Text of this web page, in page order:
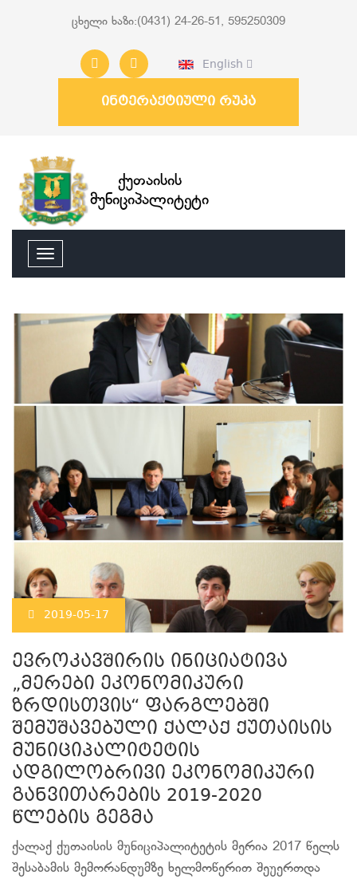
ცხელი ხაზი:(0431) 24-26-51, 595250309
English
ინტერაქტიული რუკა
ქუთაისის
მუნიციპალიტეტი
2019-05-17
ევროკავშირის ინიციატივა
„მერები ეკონომიკური
ზრდისთვის“ ფარგლებში
შემუშავებული ქალაქ ქუთაისის
მუნიციპალიტეტის
ადგილობრივი ეკონომიკური
განვითარების 2019-2020
წლების გეგმა
ქალაქ ქუთაისის მუნიციპალიტეტის მერია 2017 წელს
შესაბამის მემორანდუმზე ხელმოწერით შეუერთდა